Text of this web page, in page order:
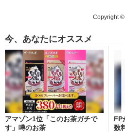
Copyright ©
今、あなたにオススメ
アマゾン1位「このお茶ガチで
す」噂のお茶
FP
数